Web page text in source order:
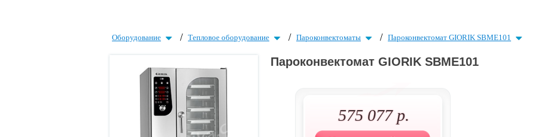
Оборудование / Тепловое оборудование / Пароконвектоматы / Пароконвектомат GIORIK SBME101
Пароконвектомат GIORIK SBME101
575 077 р.